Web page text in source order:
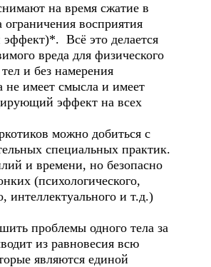
на время сжатие в
ограничения восприятия
Всё это делается
вреда для физического
и без намерения
не имеет смысла и имеет
эффект на всех
можно добиться с
специальных практик.
и времени, но безопасно
(психологического,
интеллектуального и т.д.)
проблемы одного тела за
из равновесия всю
являются единой